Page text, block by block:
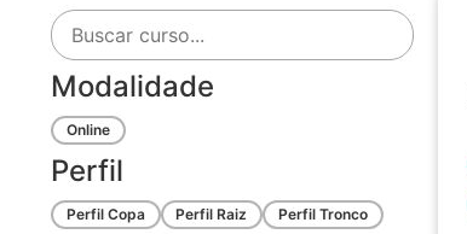
Modalidade
Online
Perfil
Perfil Copa Perfil Raiz Perfil Tronco